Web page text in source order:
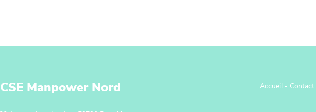
CSE Manpower Nord Accueil - Contact